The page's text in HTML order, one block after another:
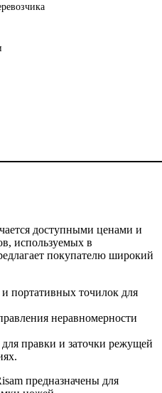
доступными ценами и
используемых в
покупателю широкий
портативных точилок для
неравномерности
правки и заточки режущей
предназначены для